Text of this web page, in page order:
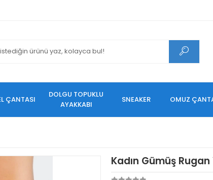
ÇANTASI
DOLGU TOPUKLU
AYAKKABI
SNEAKER OMUZ
Kadın Gümüş